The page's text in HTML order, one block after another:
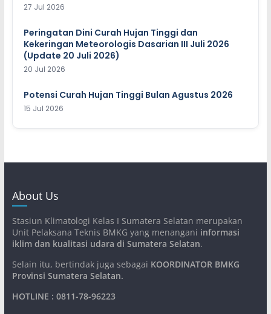
27 Jul 2026
Peringatan Dini Curah Hujan Tinggi dan
Kekeringan Meteorologis Dasarian III Juli 2026
(Update 20 Juli 2026)
20 Jul 2026
Potensi Curah Hujan Tinggi Bulan Agustus 2026
15 Jul 2026
About Us
Stasiun Klimatologi Kelas I Sumatera Selatan merupakan
Unit Pelaksana Teknis BMKG yang menangani informasi
iklim dan kualitasi udara di Sumatera Selatan.
Selain itu, bertindak juga sebagai KOORDINATOR BMKG
Provinsi Sumatera Selatan.
HOTLINE : 0811-78-96223